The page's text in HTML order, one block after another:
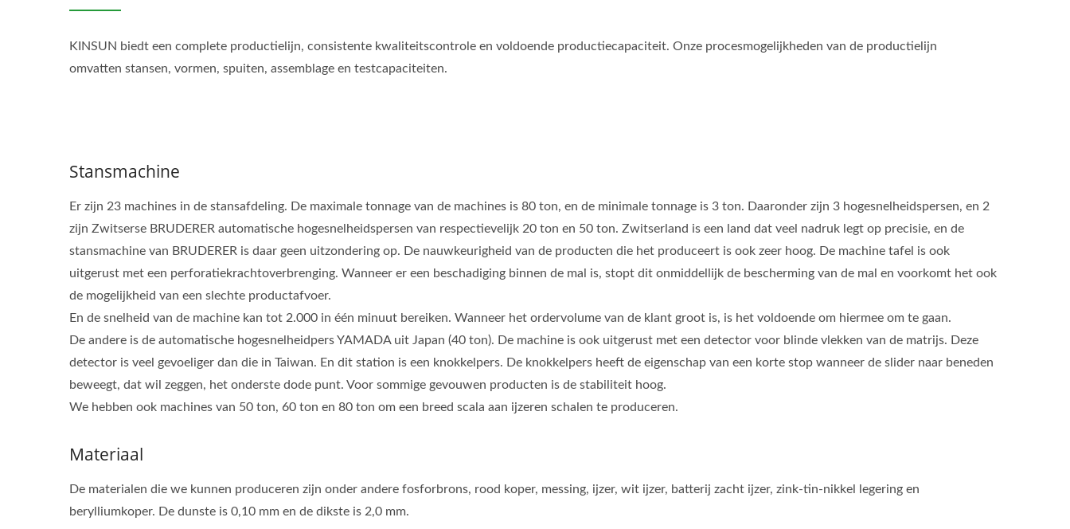
KINSUN biedt een complete productielijn, consistente kwaliteitscontrole en voldoende productiecapaciteit. Onze procesmogelijkheden van de productielijn
omvatten stansen, vormen, spuiten, assemblage en testcapaciteiten.
Stansmachine
Er zijn 23 machines in de stansafdeling. De maximale tonnage van de machines is 80 ton, en de minimale tonnage is 3 ton. Daaronder zijn 3 hogesnelheidspersen, en 2
zijn Zwitserse BRUDERER automatische hogesnelheidspersen van respectievelijk 20 ton en 50 ton. Zwitserland is een land dat veel nadruk legt op precisie, en de
stansmachine van BRUDERER is daar geen uitzondering op. De nauwkeurigheid van de producten die het produceert is ook zeer hoog. De machine tafel is ook
uitgerust met een perforatiekrachtoverbrenging. Wanneer er een beschadiging binnen de mal is, stopt dit onmiddellijk de bescherming van de mal en voorkomt het ook
de mogelijkheid van een slechte productafvoer.
En de snelheid van de machine kan tot 2.000 in één minuut bereiken. Wanneer het ordervolume van de klant groot is, is het voldoende om hiermee om te gaan.
De andere is de automatische hogesnelheidpers YAMADA uit Japan (40 ton). De machine is ook uitgerust met een detector voor blinde vlekken van de matrijs. Deze
detector is veel gevoeliger dan die in Taiwan. En dit station is een knokkelpers. De knokkelpers heeft de eigenschap van een korte stop wanneer de slider naar beneden
beweegt, dat wil zeggen, het onderste dode punt. Voor sommige gevouwen producten is de stabiliteit hoog.
We hebben ook machines van 50 ton, 60 ton en 80 ton om een breed scala aan ijzeren schalen te produceren.
Materiaal
De materialen die we kunnen produceren zijn onder andere fosforbrons, rood koper, messing, ijzer, wit ijzer, batterij zacht ijzer, zink-tin-nikkel legering en
berylliumkoper. De dunste is 0,10 mm en de dikste is 2,0 mm.